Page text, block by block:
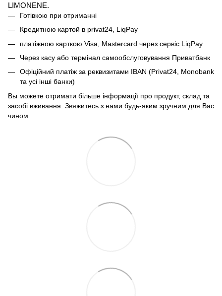
LIMONENE.
Готівкою при отриманні
Кредитною картой в privat24, LiqPay
платіжною карткою Visa, Mastercard через сервіс LiqPay
Через касу або термінал самообслуговування Приватбанк
Офіційний платіж за реквизитами IBAN (Privat24, Monobank
та усі інші банки)
Вы можете отримати більше інформації про продукт, склад та
засобі вживання. Звяжитесь з нами будь-яким зручним для Вас
чином